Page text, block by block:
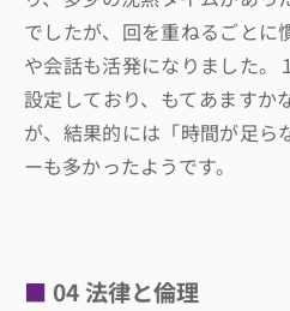
でしたが、回を重ねるごとに
や会話も活発になりました。
設定しており、もてあますか
が、結果的には「時間が足ら
ーも多かったようです。
04 法律と倫理